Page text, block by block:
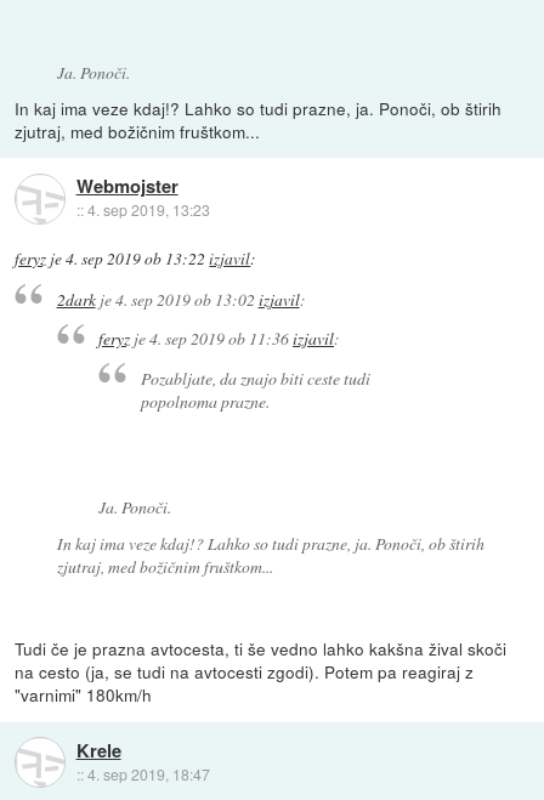
Ja. Ponoči.
In kaj ima veze kdaj!? Lahko so tudi prazne, ja. Ponoči, ob štirih
zjutraj, med božičnim fruštkom...
Webmojster
::4. sep 2019, 13:23
feryz je4. sep 2019 ob 13:22 izjavil:
2darkje4. sep 2019 ob 13:02 izjavil:
feryz je4. sep 2019 ob 11:36izjavil:
Pozabljate, da znajo biti ceste tudi
popolnoma prazne.
Ja. Ponoči.
In kaj ima veze kdaj!? Lahko so tudi prazne, ja. Ponoči, ob štirih
zjutraj, med božičnim fruštkom...
Tudi če je prazna avtocesta, ti še vedno lahko kakšna žival skoči
na cesto (ja, se tudi na avtocesti zgodi). Potem pa reagiraj z
"varnimi" 180km/h
Krele
::4. sep 2019, 18:47